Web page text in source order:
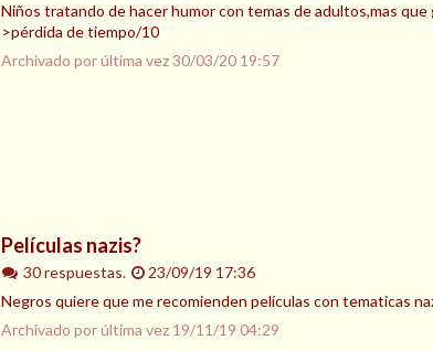
Niños tratando de hacer humor con temas de adultos,mas
>pérdida de tiempo/10
Archivado por última vez30/03/20 19:57
Películas nazis?
30 respuestas.
23/09/19 17:36
Negros quiere que me recomienden películas con tematicas
Archivado por última vez 19/11/19 04:29